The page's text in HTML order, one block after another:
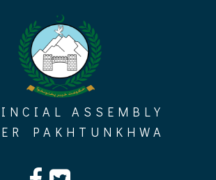
ASSEMBLY
PAKHTUNKHWA